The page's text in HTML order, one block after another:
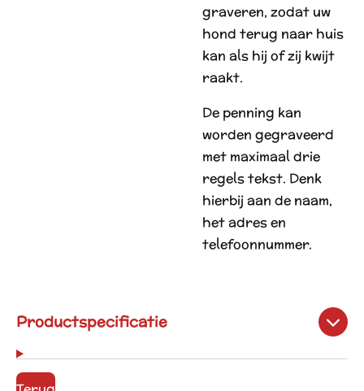
graveren, zodat uw
hond terug naar huis
kan als hij of zij kwijt
raakt.
De penning kan
worden gegraveerd
met maximaal drie
regels tekst. Denk
hierbij aan de naam,
het adres en
telefoonnummer.
Productspecificatie